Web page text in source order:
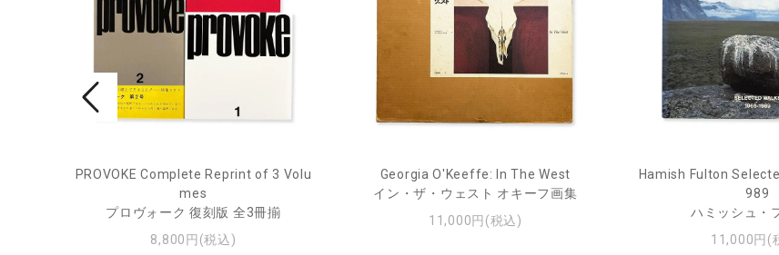
PROVOKE Complete Reprint of 3 Volu
mes
プロヴォーク 復刻版 全3冊揃
8,800円(税込)
Georgia O'Keeffe: In The West
イン・ザ・ウェスト オキーフ画集
11,000円(税込)
Hamish Fulton
989
ハミッシュ・
11,000円(